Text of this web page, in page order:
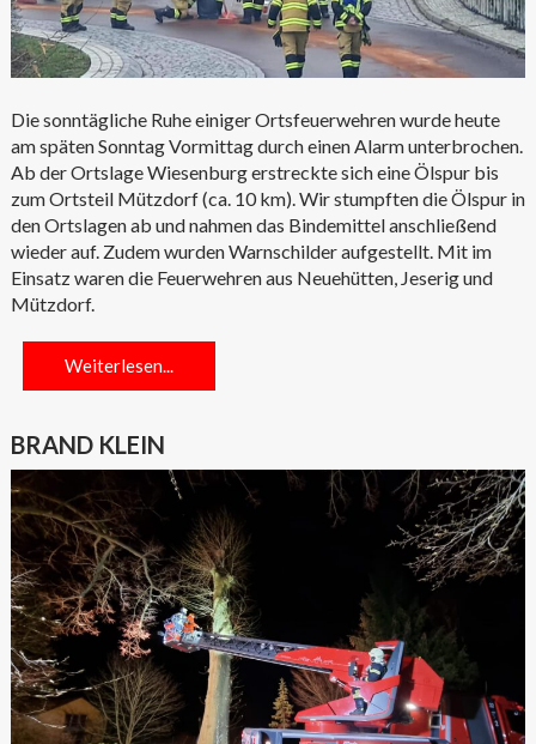
Die sonntägliche Ruhe einiger Ortsfeuerwehren wurde heute
am späten Sonntag Vormittag durch einen Alarm unterbrochen.
Ab der Ortslage Wiesenburg erstreckte sich eine Ölspur bis
zum Ortsteil Mützdorf (ca. 10 km). Wir stumpften die Ölspur in
den Ortslagen ab und nahmen das Bindemittel anschließend
wieder auf. Zudem wurden Warnschilder aufgestellt. Mit im
Einsatz waren die Feuerwehren aus Neuehütten, Jeserig und
Mützdorf.
Weiterlesen...
BRAND KLEIN